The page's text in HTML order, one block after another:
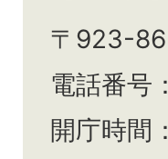
〒923-
電話番号
開庁時間